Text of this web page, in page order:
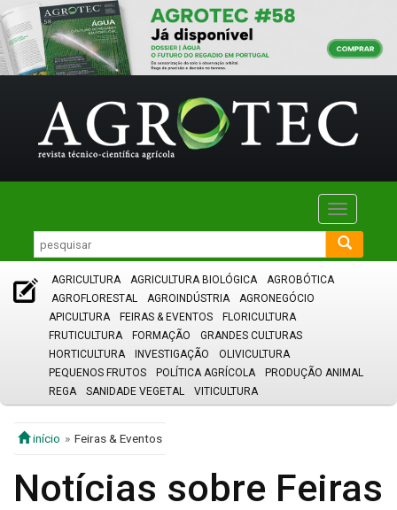
Toggle
AGRICULTURA AGRICULTURA BIOLÓGICA
AGROBÓTICA
AGROFLORESTAL
AGROINDÚSTRIA
AGRONEGÓCIO
APICULTURA
FEIRAS & EVENTOS
FLORICULTURA
FRUTICULTURA
FORMAÇÃO
GRANDES CULTURAS
HORTICULTURA
INVESTIGAÇÃO
OLIVICULTURA
PEQUENOS FRUTOS
POLÍTICA AGRÍCOLA
PRODUÇÃO ANIMAL
REGA
SANIDADE VEGETAL VITICULTURA
início Feiras & Eventos
Notícias sobre Feiras